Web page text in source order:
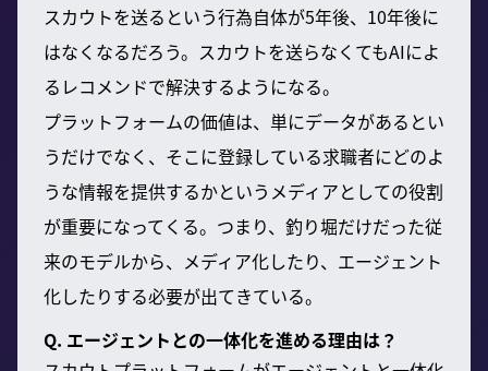
スカウトを送るという行為自体が5年後、10年後に
はなくなるだろう。スカウトを送らなくてもAIによ
るレコメンドで解決するようになる。
プラットフォームの価値は、単にデータがあるとい
うだけでなく、そこに登録している求職者にどのよ
うな情報を提供するかというメディアとしての役割
が重要になってくる。つまり、釣り堀だけだった従
来のモデルから、メディア化したり、エージェント
化したりする必要が出てきている。
Q. エージェントとの一体化を進める理由は？